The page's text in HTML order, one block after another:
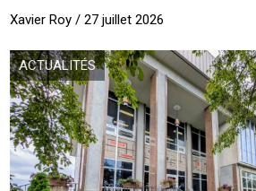
Xavier Roy / 27 juillet 2026
ACTUALITÉS